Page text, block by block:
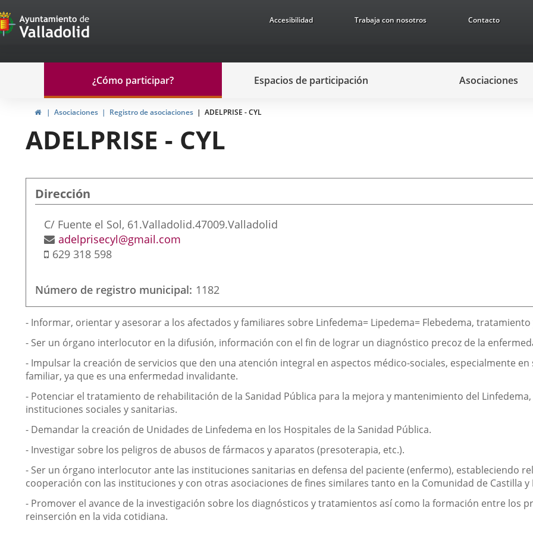
Portal
de
Participación
Accesibilidad Trabaja con nosotros Contacto
navegación
Participación
¿Cómo participar? Espacios de participación Asociaciones
InicioAsociaciones Registro de asociaciones ADELPRISE - CYL
ADELPRISE - CYL
Dirección
Dirección
postal
C/ Fuente el Sol, 61.Valladolid.47009.Valladolid
Dirección
de
electrónico
adelprisecyl@gmail.com
Móvil
629 318 598
Número de registro municipal 1182
Finalidad
de
asociación
- Informar, orientar y asesorar a los afectados y familiares sobre Linfedema= Lipedema= Flebedema,
- Ser un órgano interlocutor en la difusión, información con el fin de lograr un diagnóstico precoz de la
- Impulsar la creación de servicios que den una atención integral en aspectos médico-sociales, especialmente
familiar, ya que es una enfermedad invalidante.
- Potenciar el tratamiento de rehabilitación de la Sanidad Pública para la mejora y mantenimiento del
instituciones sociales y sanitarias.
- Demandar la creación de Unidades de Linfedema en los Hospitales de la Sanidad Pública.
- Investigar sobre los peligros de abusos de fármacos y aparatos (presoterapia, etc.).
- Ser un órgano interlocutor ante las instituciones sanitarias en defensa del paciente (enfermo), estableciendo
cooperación con las instituciones y con otras asociaciones de fines similares tanto en la Comunidad de Castilla
- Promover el avance de la investigación sobre los diagnósticos y tratamientos así como la formación entre los
reinserción en la vida cotidiana.